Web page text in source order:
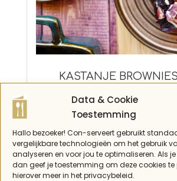
Data & Cookie
Toestemming
Hallo bezoeker! Con-serveert gebruikt
vergelijkbare technologieën om het gebruik
analyseren en voor jou te optimaliseren. Als
dan geef je toestemming om deze cookies te
hierover meer in het privacybeleid.
KASTANJE
28
Feestelijk, herfst,
Lactosevrij,Paleo,Recepten
zoete-snacks